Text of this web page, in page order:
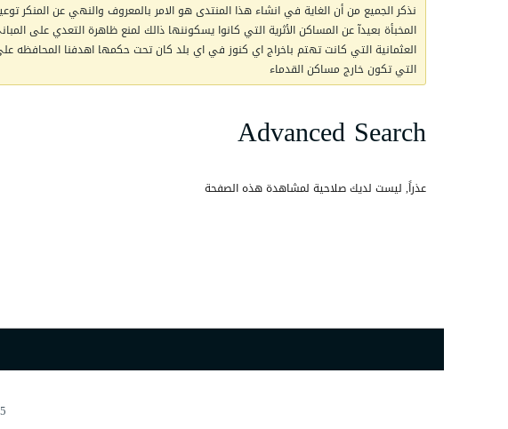
نذكر الجميع من أن الغاية في انشاء هذا المنتدى هو الامر بالمعروف والنهي عن المنكر
المخبأة بعيدآ عن المساكن الأثرية التي كانوا يسكوننها ذالك لمنع ظاهرة التعدي على
العثمانية التي كانت تهتم باخراج اي كنوز في اي بلد كان تحت حكمها اهدفنا المحافظه على
التي تكون خارج مساكن القدماء
Advanced Search
عذراً, ليست لديك صلاحية لمشاهدة هذه الصفحة